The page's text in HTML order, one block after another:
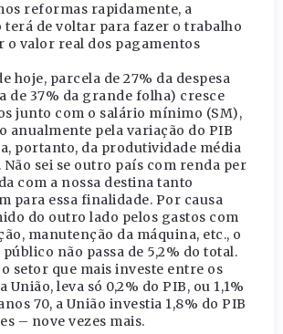
reformas rapidamente, a
de voltar para fazer o trabalho
o valor real dos pagamentos
hoje, parcela de 27% da despesa
de 37% da grande folha) cresce
junto com o salário mínimo (SM),
anualmente pela variação do PIB
portanto, da produtividade média
Não sei se outro país com renda per
com a nossa destina tanto
para essa finalidade. Por causa
do outro lado pelos gastos com
manutenção da máquina, etc., o
não passa de 5,2% do total.
setor que mais investe entre os
União, leva só 0,2% do PIB, ou 1,1%
70, a União investia 1,8% do PIB
– nove vezes mais.